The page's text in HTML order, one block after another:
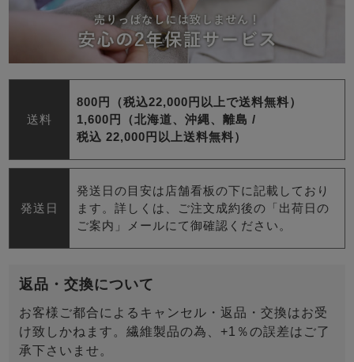
送料
800円（税込22,000円以上で送料無料）
1,600円（北海道、沖縄、離島 /
税込 22,000円以上送料無料）
発送日
発送日の目安は店舗看板の下に記載しており
ます。詳しくは、ご注文成約後の「出荷日の
ご案内」メールにて御確認ください。
返品・交換について
お客様ご都合によるキャンセル・返品・交換はお受
け致しかねます。繊維製品の為、+1％の誤差はご了
承下さいませ。